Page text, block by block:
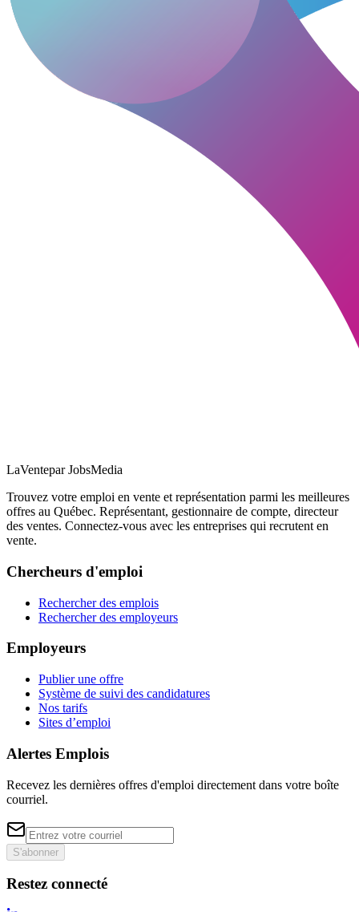
LaVentepar JobsMedia
Trouvez votre emploi en vente et représentation parmi les meilleures
offres au Québec. Représentant, gestionnaire de compte, directeur
des ventes. Connectez-vous avec les entreprises qui recrutent en
vente.
Chercheurs d'emploi
Rechercher des emplois
Rechercher des employeurs
Employeurs
Publier une offre
Système de suivi des candidatures
Nos tarifs
Sites d’emploi
Alertes Emplois
Recevez les dernières offres d'emploi directement dans votre boîte
courriel.
S'abonner
Restez connecté